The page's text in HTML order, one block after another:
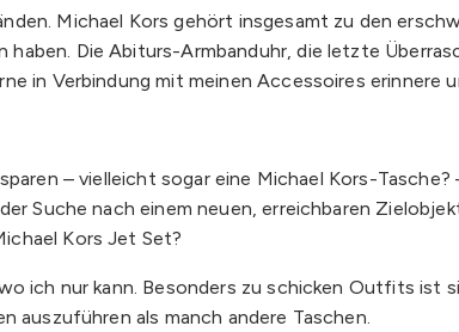
Michael Kors gehört insgesamt zu den
Die Abiturs-Armbanduhr, die letzte
in Verbindung mit meinen Accessoires erinnere
– vielleicht sogar eine Michael Kors-
Suche nach einem neuen, erreichbaren
Kors Jet Set?
ich nur kann. Besonders zu schicken Outfits ist
auszuführen als manch andere Taschen.